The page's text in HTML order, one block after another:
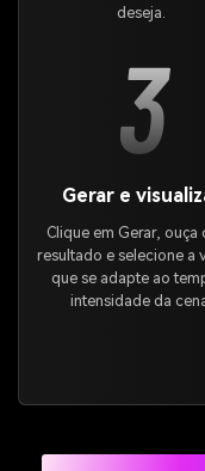
deseja.
3
Gerar e
Clique em Gerar, ouça
resultado e selecione a
que se adapte ao
intensidade da